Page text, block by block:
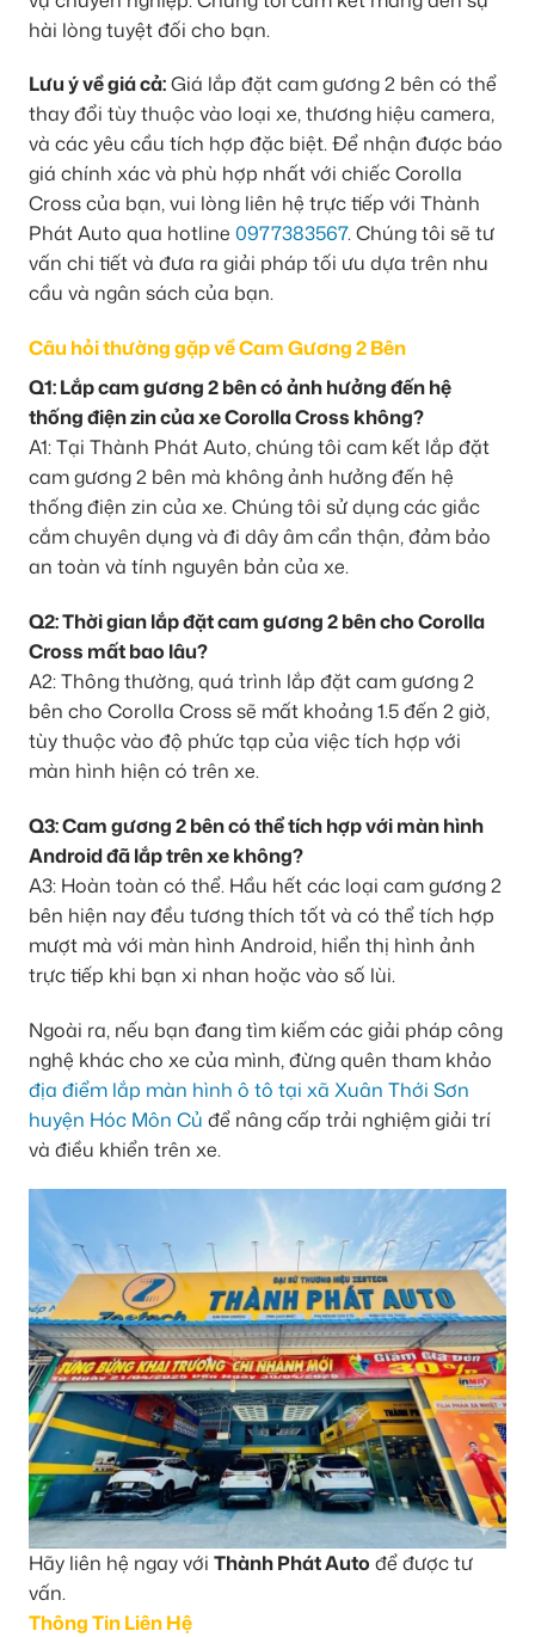
hài lòng tuyệt đối cho bạn.
Lưu ý về giá cả:Giá lắp đặt cam gương 2 bên có thể
thay đổi tùy thuộc vào loại xe, thương hiệu camera,
và các yêu cầu tích hợp đặc biệt. Để nhận được báo
giá chính xác và phù hợp nhất với chiếc Corolla
Cross của bạn, vui lòng liên hệ trực tiếp với Thành
Phát Auto qua hotline 0977383567. Chúng tôi sẽ tư
vấn chi tiết và đưa ra giải pháp tối ưu dựa trên nhu
cầu và ngân sách của bạn.
Câu hỏi thường gặp về Cam Gương 2 Bên
Q1: Lắp cam gương 2 bên có ảnh hưởng đến hệ
thống điện zin của xe Corolla Cross không?
A1: Tại Thành Phát Auto, chúng tôi cam kết lắp đặt
cam gương 2 bên mà không ảnh hưởng đến hệ
thống điện zin của xe. Chúng tôi sử dụng các giắc
cắm chuyên dụng và đi dây âm cẩn thận, đảm bảo
an toàn và tính nguyên bản của xe.
Q2: Thời gian lắp đặt cam gương 2 bên cho Corolla
Cross mất bao lâu?
A2: Thông thường, quá trình lắp đặt cam gương 2
bên cho Corolla Cross sẽ mất khoảng 1.5 đến 2 giờ,
tùy thuộc vào độ phức tạp của việc tích hợp với
màn hình hiện có trên xe.
Q3: Cam gương 2 bên có thể tích hợp với màn hình
Android đã lắp trên xe không?
A3: Hoàn toàn có thể. Hầu hết các loại cam gương 2
bên hiện nay đều tương thích tốt và có thể tích hợp
mượt mà với màn hình Android, hiển thị hình ảnh
trực tiếp khi bạn xi nhan hoặc vào số lùi.
Ngoài ra, nếu bạn đang tìm kiếm các giải pháp công
nghệ khác cho xe của mình, đừng quên tham khảo
địa điểm lắp màn hình ô tô tại xã Xuân Thới Sơn
huyện Hóc Môn Củ để nâng cấp trải nghiệm giải trí
và điều khiển trên xe.
Hãy liên hệ ngay với Thành Phát Auto để được tư
vấn.
Thông Tin Liên Hệ